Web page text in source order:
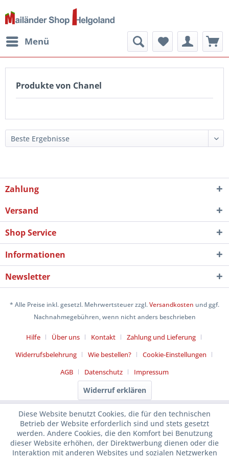
Menü
Produkte von Chanel
Zahlung
Versand
Shop Service
Informationen
Newsletter
* Alle Preise inkl. gesetzl. Mehrwertsteuer zzgl.Versandkosten und ggf.
Nachnahmegebühren, wenn nicht anders beschrieben
Hilfe Über uns Kontakt
Zahlung und Lieferung
Widerrufsbelehrung
Wie bestellen?
Cookie-Einstellungen
AGB
Datenschutz Impressum
Widerruf erklären
Diese Website benutzt Cookies, die für den technischen
Betrieb der Website erforderlich sind und stets gesetzt
werden. Andere Cookies, die den Komfort bei Benutzung
dieser Website erhöhen, der Direktwerbung dienen oder die
Interaktion mit anderen Websites und sozialen Netzwerken